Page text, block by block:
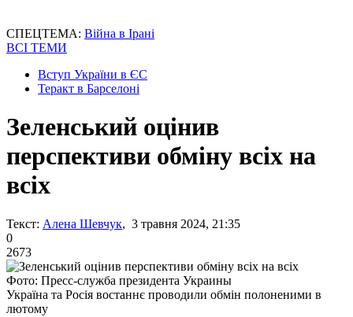
СПЕЦТЕМА: Війна в Ірані
ВСІ ТЕМИ
Вступ України в ЄС
Теракт в Барселоні
Зеленський оцінив
перспективи обміну всіх на
всіх
Текст: Алена Шевчук, 3 травня 2024, 21:35
0
2673
Фото: Пресс-служба президента Украины
Україна та Росія востаннє проводили обмін полоненими в
лютому